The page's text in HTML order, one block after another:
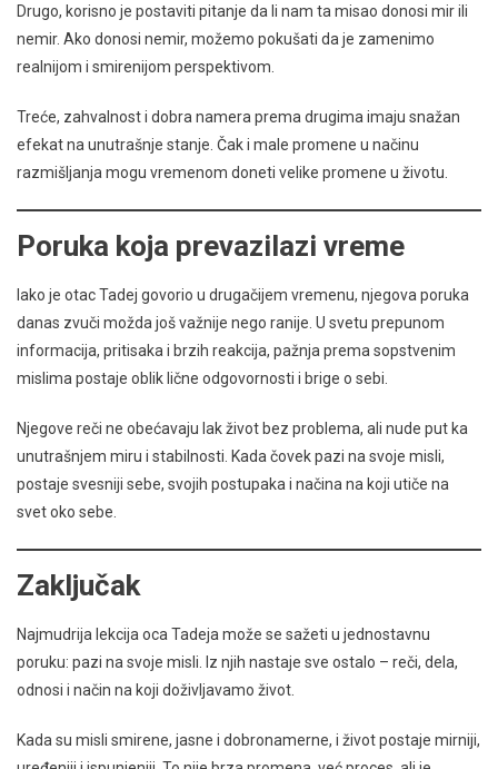
Drugo, korisno je postaviti pitanje da li nam ta misao donosi mir ili
nemir. Ako donosi nemir, možemo pokušati da je zamenimo
realnijom i smirenijom perspektivom.
Treće, zahvalnost i dobra namera prema drugima imaju snažan
efekat na unutrašnje stanje. Čak i male promene u načinu
razmišljanja mogu vremenom doneti velike promene u životu.
Poruka koja prevazilazi vreme
Iako je otac Tadej govorio u drugačijem vremenu, njegova poruka
danas zvuči možda još važnije nego ranije. U svetu prepunom
informacija, pritisaka i brzih reakcija, pažnja prema sopstvenim
mislima postaje oblik lične odgovornosti i brige o sebi.
Njegove reči ne obećavaju lak život bez problema, ali nude put ka
unutrašnjem miru i stabilnosti. Kada čovek pazi na svoje misli,
postaje svesniji sebe, svojih postupaka i načina na koji utiče na
svet oko sebe.
Zaključak
Najmudrija lekcija oca Tadeja može se sažeti u jednostavnu
poruku: pazi na svoje misli. Iz njih nastaje sve ostalo – reči, dela,
odnosi i način na koji doživljavamo život.
Kada su misli smirene, jasne i dobronamerne, i život postaje mirniji,